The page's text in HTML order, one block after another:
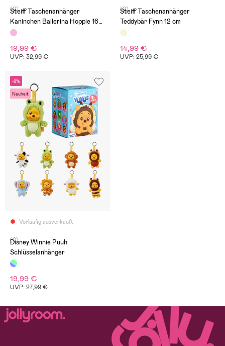
(0)
Steiff Taschenanhänger
Kaninchen Ballerina Hoppie 16
cm
19,99 €
UVP: 32,99 €
(0)
Steiff Taschenanhänger
Teddybär Fynn 12 cm
14,99 €
UVP: 25,99 €
-9%
Neuheit
Vorläufig ausverkauft
(0)
Disney Winnie Puuh
Schlüsselanhänger
19,99 €
UVP: 27,99 €